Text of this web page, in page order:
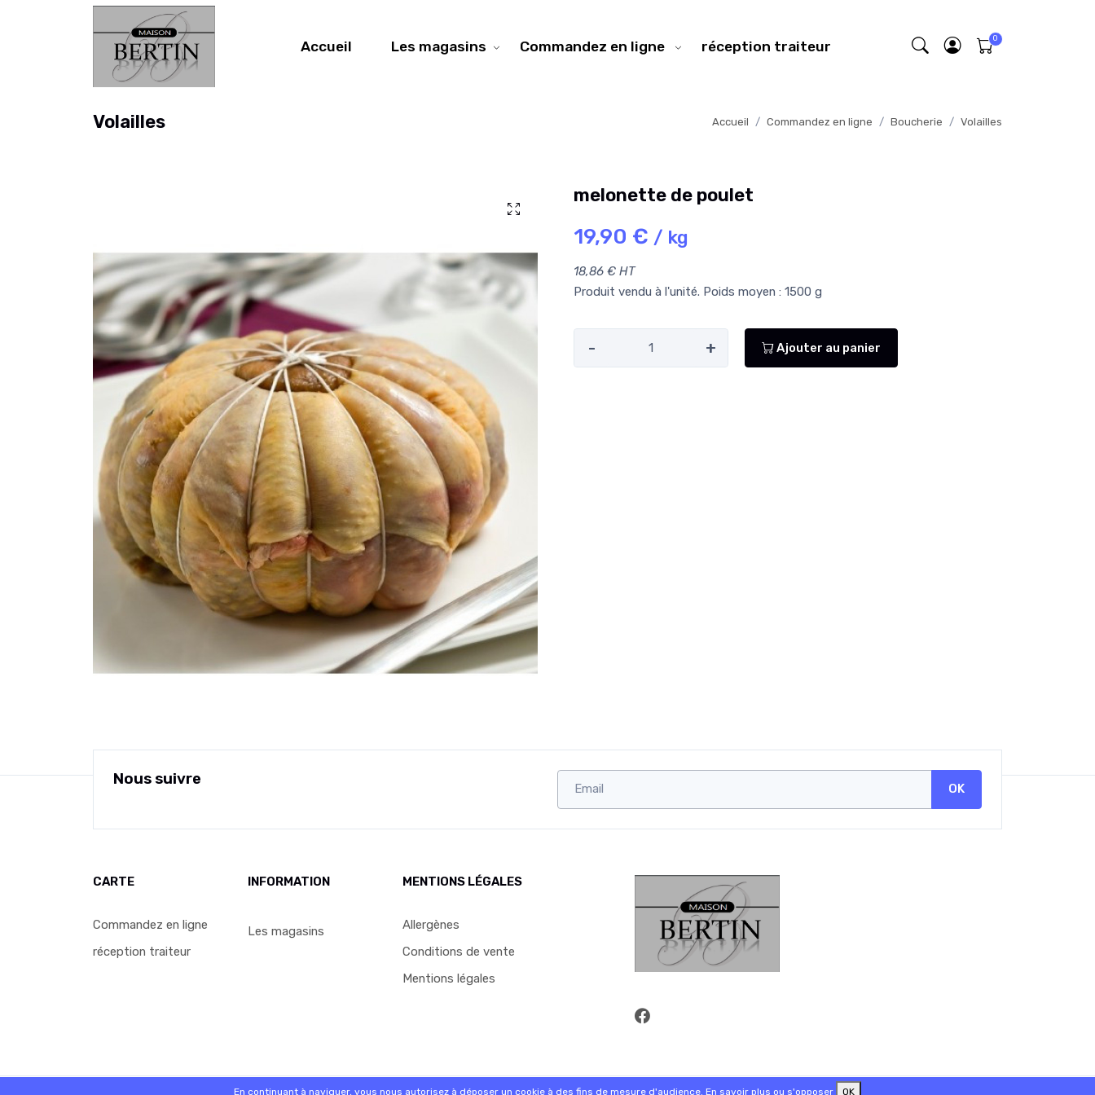
Accueil Les magasins Commandez en ligne réception traiteur
Volailles Accueil Commandez en ligne Boucherie Volailles
melonette de poulet
19,90 € / kg
18,86 € HT
Produit vendu à l'unité. Poids moyen : 1500 g
- + Ajouter au panier
Nous suivre
OK
CARTE
Commandez en ligne
réception traiteur
INFORMATION
Les magasins
MENTIONS LÉGALES
Allergènes
Conditions de vente
Mentions légales
SaasFood - Logiciel de gestion de commande sur internet et en magasin
En continuant à naviguer, vous nous autorisez à déposer un cookie à des fins de mesure d'audience. En savoir plus ou s'opposer OK